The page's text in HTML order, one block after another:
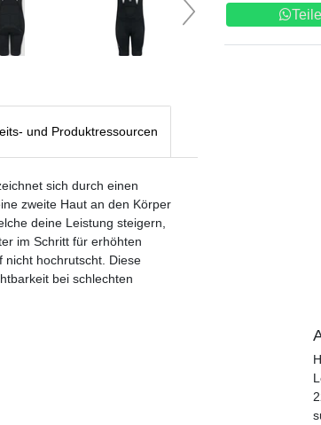
und Produktressourcen
sich durch einen
zweite Haut an den Körper
deine Leistung steigern,
im Schritt für erhöhten
nicht hochrutscht. Diese
bei schlechten